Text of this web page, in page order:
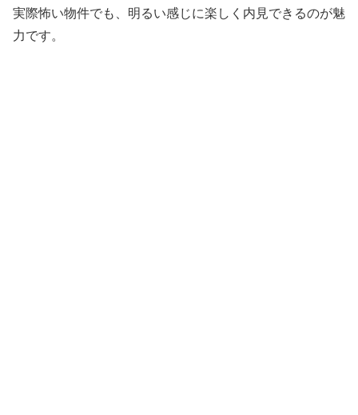
実際怖い物件でも、明るい感じに楽しく内見できるのが魅
力です。